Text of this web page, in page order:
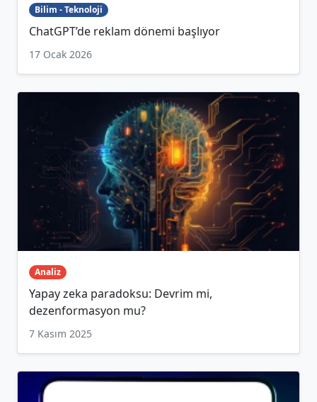
Bilim - Teknoloji
ChatGPT’de reklam dönemi başlıyor
17 Ocak 2026
Analiz
Yapay zeka paradoksu: Devrim mi,
dezenformasyon mu?
7 Kasım 2025